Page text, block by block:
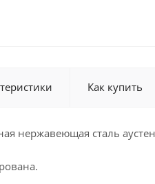
Как купить
нержавеющая сталь